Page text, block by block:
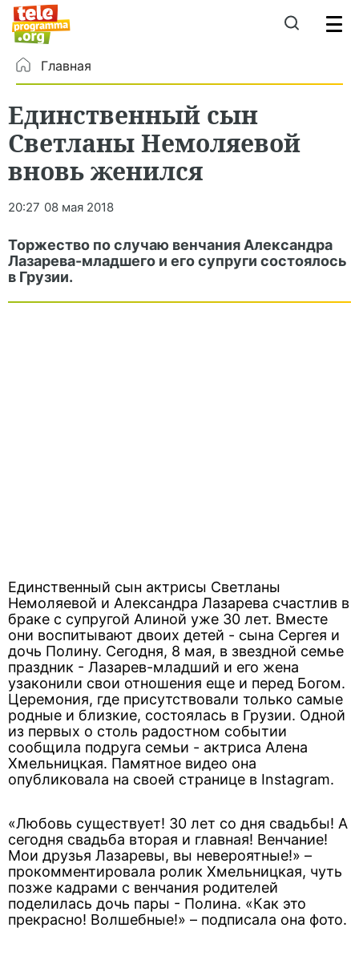
Главная
Единственный сын
Светланы Немоляевой
вновь женился
20:27 08 мая 2018
Торжество по случаю венчания Александра
Лазарева-младшего и его супруги состоялось
в Грузии.
Единственный сын актрисы Светланы
Немоляевой и Александра Лазарева счастлив в
браке с супругой Алиной уже 30 лет. Вместе
они воспитывают двоих детей - сына Сергея и
дочь Полину. Сегодня, 8 мая, в звездной семье
праздник - Лазарев-младший и его жена
узаконили свои отношения еще и перед Богом.
Церемония, где присутствовали только самые
родные и близкие, состоялась в Грузии. Одной
из первых о столь радостном событии
сообщила подруга семьи - актриса Алена
Хмельницкая. Памятное видео она
опубликовала на своей странице в Instagram.
«Любовь существует! 30 лет со дня свадьбы! А
сегодня свадьба вторая и главная! Венчание!
Мои друзья Лазаревы, вы невероятные!» –
прокомментировала ролик Хмельницкая, чуть
позже кадрами с венчания родителей
поделилась дочь пары - Полина. «Как это
прекрасно! Волшебные!» – подписала она фото.